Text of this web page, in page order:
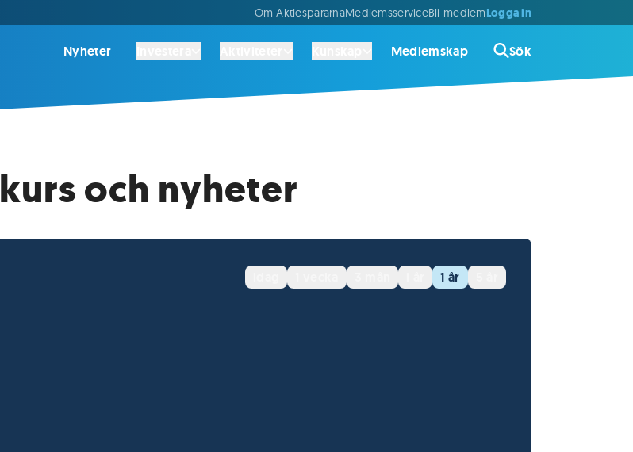
Om AktiespararnaMedlemsserviceBli medlemLogga in
Nyheter Medlemskap Sök
och nyheter
1 år